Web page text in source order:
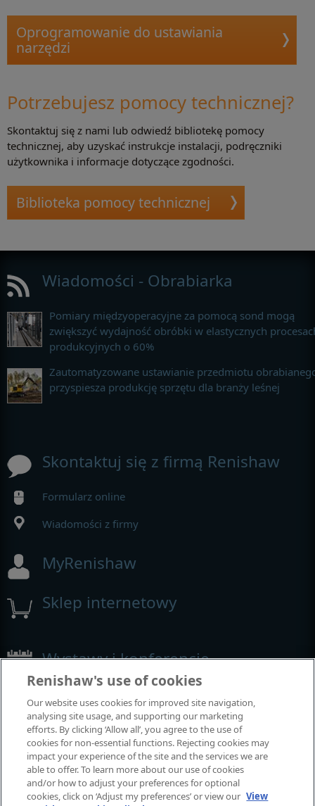
Oprogramowanie do ustawiania
narzędzi
Potrzebujesz pomocy technicznej?
Skontaktuj się z nami lub odwiedź bibliotekę pomocy
technicznej, aby uzyskać instrukcje instalacji, podręczniki
użytkownika i informacje dotyczące zgodności.
Biblioteka pomocy technicznej
Wiadomości - Obrabiarka
Pomiary międzyoperacyjne za pomocą sond mogą
zwiększyć wydajność obróbki w elastycznych
produkcyjnych o 60%
Zautomatyzowane ustawianie przedmiotu
przyspiesza produkcję sprzętu dla branży leśnej
Skontaktuj się z firmą Renishaw
Formularz online
Wiadomości z firmy
MyRenishaw
Sklep internetowy
Wystawy i konferencje
Renishaw's use of cookies
Our website uses cookies for improved site navigation,
analysing site usage, and supporting our marketing
efforts. By clicking ‘Allow all’, you agree to the use of
cookies for non-essential functions. Rejecting cookies may
impact your experience of the site and the services we are
able to offer. To learn more about our use of cookies
and/or how to adjust your preferences for optional
cookies, click on ‘Adjust my preferences’ or view our View